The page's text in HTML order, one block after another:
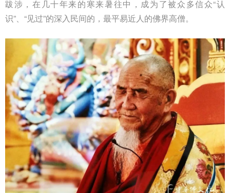
跋涉，在几十年来的寒来暑往中，成为了被众多信众“认
识”、“见过”的深入民间的，最平易近人的佛界高僧。